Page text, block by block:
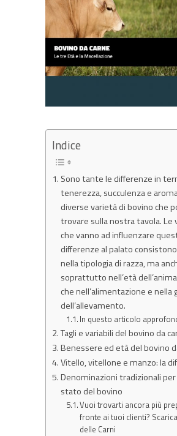
Indice
Sono tante le differenze in
tenerezza, succulenza e
diverse varietà di bovino che
trovare sulla nostra tavola. Le
che vanno ad influenzare
differenze al palato
nella tipologia di razza, ma
soprattutto nell’età
che nell’alimentazione e nella
dell’allevamento.
In questo articolo
Tagli e variabili del bovino da
Benessere ed età del bovino
Vitello, vitellone e manzo: la
Denominazioni tradizionali
stato del bovino
Vuoi trovarti ancora più
fronte ai tuoi clienti?
delle Carni